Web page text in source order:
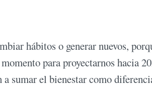
hábitos o generar nuevos,
para proyectarnos hacia
sumar el bienestar como